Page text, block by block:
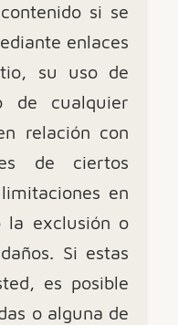
si se
enlaces
su uso de
cualquier
relación con
de ciertos
en
la exclusión o
Si estas
es posible
o alguna de